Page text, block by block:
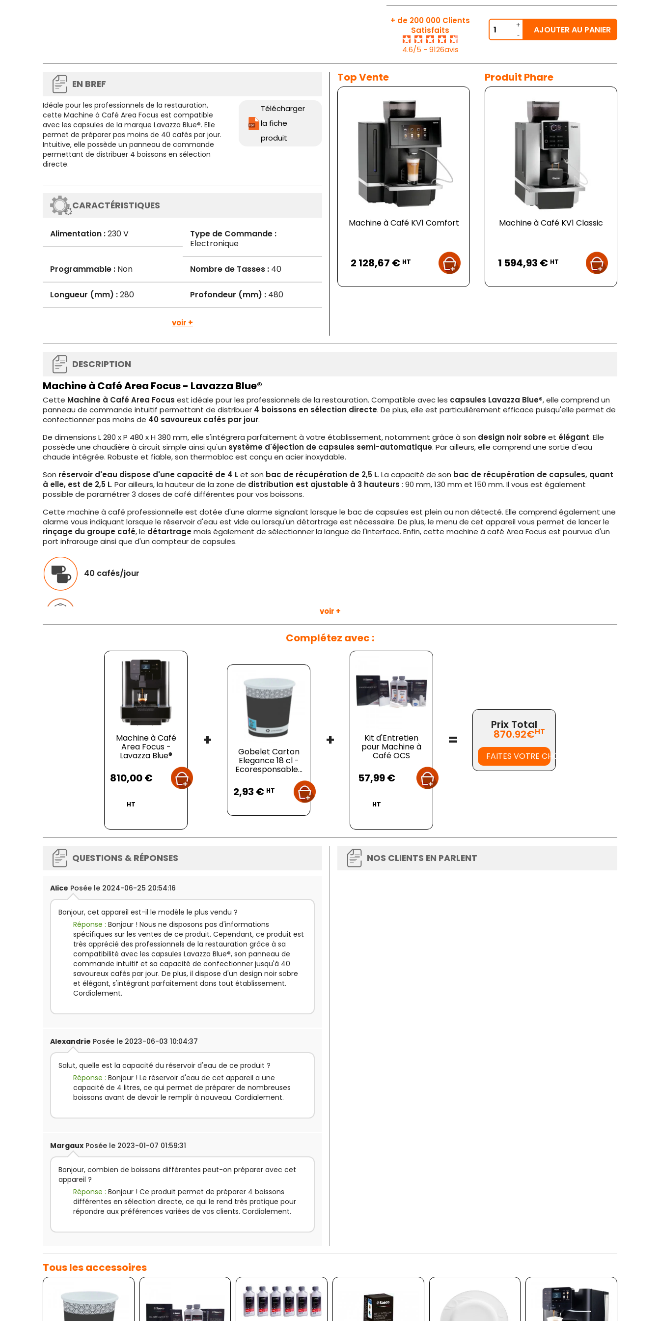
+ de 200 000 Clients
Satisfaits
4.6/5 - 9126avis
AJOUTER AU PANIER
EN BREF
Idéale pour les professionnels de la restauration,
cette Machine à Café Area Focus est compatible
avec les capsules de la marque Lavazza Blue®. Elle
permet de préparer pas moins de 40 cafés par jour.
Intuitive, elle possède un panneau de commande
permettant de distribuer 4 boissons en sélection
directe.
Télécharger
la fiche
produit
CARACTÉRISTIQUES
Alimentation :230 V
Type de Commande :
Electronique
Programmable : Non Nombre de Tasses :40
Longueur (mm) :280 Profondeur (mm) :480
voir +
Top Vente
Machine à Café KV1 Comfort
2 128,67 € HT
Produit Phare
Machine à Café KV1 Classic
1 594,93 € HT
DESCRIPTION
Machine à Café Area Focus - Lavazza Blue®
Cette Machine à Café Area Focus est idéale pour les professionnels de la restauration. Compatible avec les capsules Lavazza Blue®, elle comprend un
panneau de commande intuitif permettant de distribuer 4 boissons en sélection directe. De plus, elle est particulièrement efficace puisqu'elle permet de
confectionner pas moins de 40 savoureux cafés par jour.
De dimensions L 280 x P 480 x H 380 mm, elle s'intégrera parfaitement à votre établissement, notamment grâce à son design noir sobreet élégant. Elle
possède une chaudière à circuit simple ainsi qu'un système d'éjection de capsules semi-automatique. Par ailleurs, elle comprend une sortie d'eau
chaude intégrée. Robuste et fiable, son thermobloc est conçu en acier inoxydable.
Son réservoir d'eau dispose d'une capacité de 4 Let son bac de récupération de 2,5 L. La capacité de son bac de récupération de capsules, quant
à elle, est de 2,5 L. Par ailleurs, la hauteur de la zone de distribution est ajustable à 3 hauteurs : 90 mm, 130 mm et 150 mm. Il vous est également
possible de paramétrer 3 doses de café différentes pour vos boissons.
Cette machine à café professionnelle est dotée d'une alarme signalant lorsque le bac de capsules est plein ou non détecté. Elle comprend également une
alarme vous indiquant lorsque le réservoir d'eau est vide ou lorsqu'un détartrage est nécessaire. De plus, le menu de cet appareil vous permet de lancer le
rinçage du groupe café, le détartragemais également de sélectionner la langue de l'interface. Enfin, cette machine à café Area Focus est pourvue d'un
port infrarouge ainsi que d'un compteur de capsules.
40 cafés/jour
Garantie 2 ans pièces.
: L 280 x P 480 x H 380 mm
: 230 V
Puissance: 1300 W
Capacité du réservoir d'eau
Capacité du bac de récupération de pods
Capacité du bac des eaux usées
voir +
Complétez avec :
Machine à Café
Area Focus -
Lavazza Blue®
810,00 €
HT
+
Gobelet Carton
Elegance 18 cl -
Ecoresponsable...
2,93 € HT
+ Kit d'Entretien
pour Machine à
Café OCS
57,99 €
HT
=
Prix Total
870.92€HT
FAITES VOTRE CHOIX
QUESTIONS & RÉPONSES
Alice Posée le 2024-06-25 20:54:16
Bonjour, cet appareil est-il le modèle le plus vendu ?
Réponse : Bonjour ! Nous ne disposons pas d'informations
spécifiques sur les ventes de ce produit. Cependant, ce produit est
très apprécié des professionnels de la restauration grâce à sa
compatibilité avec les capsules Lavazza Blue®, son panneau de
commande intuitif et sa capacité de confectionner jusqu'à 40
savoureux cafés par jour. De plus, il dispose d'un design noir sobre
et élégant, s'intégrant parfaitement dans tout établissement.
Cordialement.
Alexandrie Posée le 2023-06-03 10:04:37
Salut, quelle est la capacité du réservoir d'eau de ce produit ?
Réponse : Bonjour ! Le réservoir d'eau de cet appareil a une
capacité de 4 litres, ce qui permet de préparer de nombreuses
boissons avant de devoir le remplir à nouveau. Cordialement.
Margaux Posée le 2023-01-07 01:59:31
Bonjour, combien de boissons différentes peut-on préparer avec cet
appareil ?
Réponse : Bonjour ! Ce produit permet de préparer 4 boissons
différentes en sélection directe, ce qui le rend très pratique pour
répondre aux préférences variées de vos clients. Cordialement.
NOS CLIENTS EN PARLENT
Tous les accessoires